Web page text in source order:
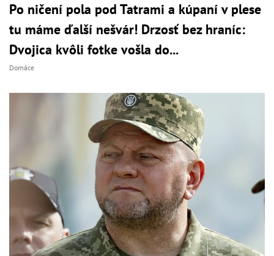
Po ničení pola pod Tatrami a kúpaní v plese
tu máme ďalší nešvár! Drzosť bez hraníc:
Dvojica kvôli fotke vošla do...
Domáce